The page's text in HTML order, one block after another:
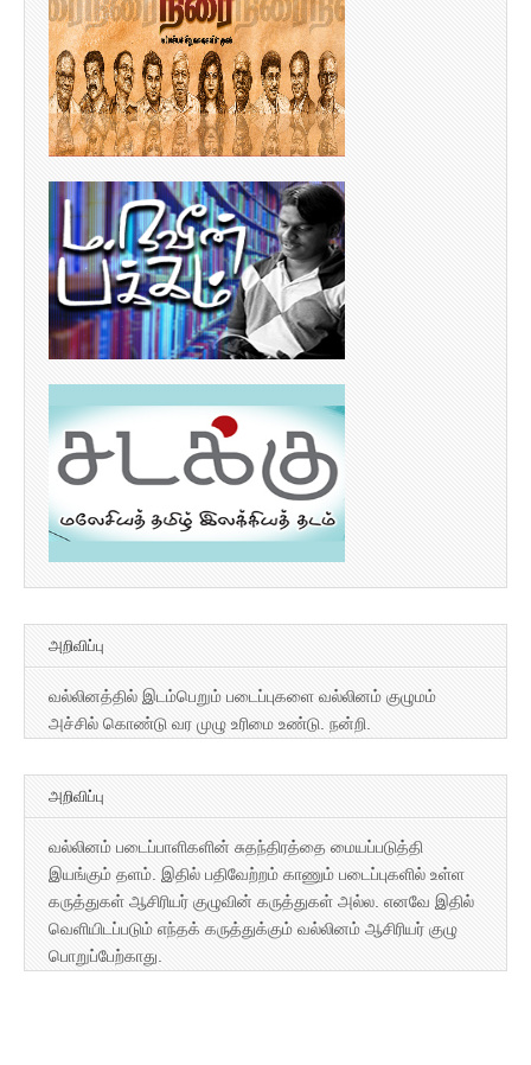
அறிவிப்பு
வல்லினத்தில் இடம்பெறும் படைப்புகளை வல்லினம் குழுமம்
அச்சில் கொண்டு வர முழு உரிமை உண்டு. நன்றி.
அறிவிப்பு
வல்லினம் படைப்பாளிகளின் சுதந்திரத்தை மையப்படுத்தி
இயங்கும் தளம். இதில் பதிவேற்றம் காணும் படைப்புகளில் உள்ள
கருத்துகள் ஆசிரியர் குழுவின் கருத்துகள் அல்ல. எனவே இதில்
வெளியிடப்படும் எந்தக் கருத்துக்கும் வல்லினம் ஆசிரியர் குழு
பொறுப்பேற்காது.